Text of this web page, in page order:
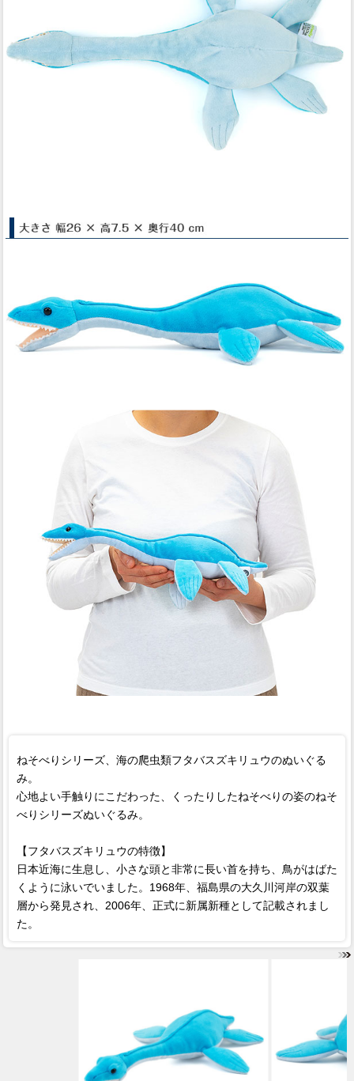
ねそべりシリーズ、海の爬虫類フタバスズキリュウのぬいぐる
み。
心地よい手触りにこだわった、くったりしたねそべりの姿のねそ
べりシリーズぬいぐるみ。
【フタバスズキリュウの特徴】
日本近海に生息し、小さな頭と非常に長い首を持ち、鳥がはばた
くように泳いでいました。1968年、福島県の大久川河岸の双葉
層から発見され、2006年、正式に新属新種として記載されまし
た。